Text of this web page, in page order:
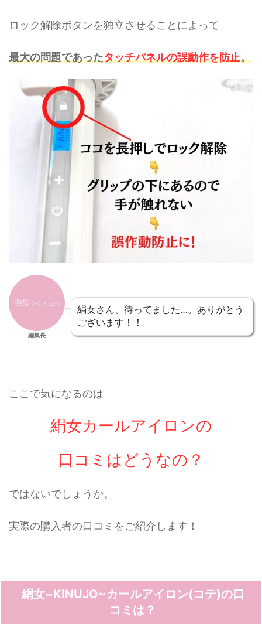
ロック解除ボタンを独立させることによって
最大の問題であったタッチパネルの誤動作を防止。
編集長
絹女さん、待ってました…。ありがとう
ございます！！
ここで気になるのは
絹女カールアイロンの
口コミはどうなの？
ではないでしょうか。
実際の購入者の口コミをご紹介します！
絹女~KINUJO~カールアイロン(コテ)の口
コミは？